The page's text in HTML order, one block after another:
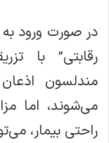
در صورت ورود به
رقابتی” با
مندلسون
می‌شوند، اما
راحتی بیمار،